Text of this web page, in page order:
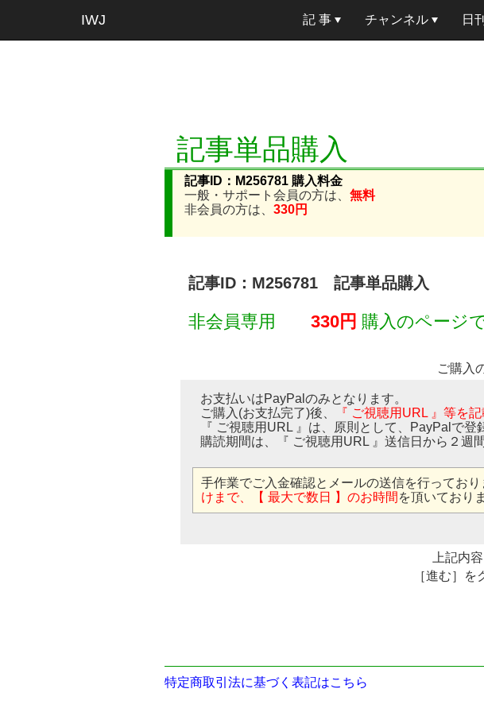
IWJ 記 事 チャンネル 日
記事単品購入
記事ID：M256781 購入料金
一般・サポート会員の方は、 無料
非会員の方は、 330円
記事ID：M256781 記事単品購入
非会員専用 330円 購入のページ
ご購入
お支払いはPayPalのみとなります。
ご購入(お支払完了)後、
『 ご視聴用URL 』等を
『 ご視聴用URL 』は、原則として、PayPalで登
購読期間は、『 ご視聴用URL 』送信日から２週間
手作業でご入金確認とメールの送信を行っており
けまで、【 最大で数日 】のお時間 を頂いており
上記内
［進む］を
特定商取引法に基づく表記はこちら